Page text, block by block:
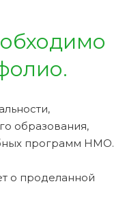
образования,
программ НМО.
о проделанной